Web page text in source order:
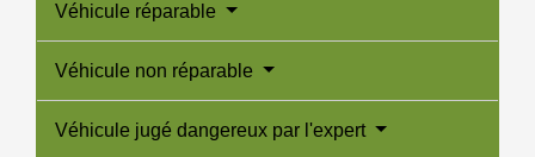
Véhicule réparable
Véhicule non réparable
Véhicule jugé dangereux par l'expert